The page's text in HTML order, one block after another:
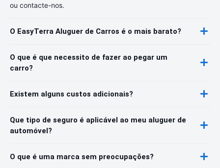
ou contacte-nos.
O EasyTerra Aluguer de Carros é o mais barato?
O que é que necessito de fazer ao pegar um
carro?
Existem alguns custos adicionais?
Que tipo de seguro é aplicável ao meu aluguer de
automóvel?
O que é uma marca sem preocupações?